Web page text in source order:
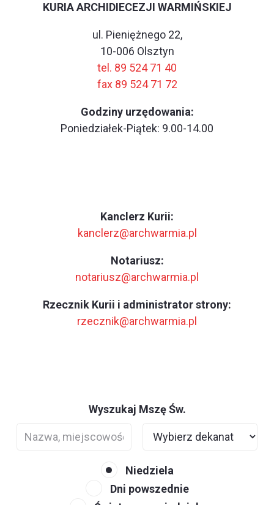
KURIA ARCHIDIECEZJI WARMIŃSKIEJ
ul. Pieniężnego 22,
10-006 Olsztyn
tel. 89 524 71 40
fax 89 524 71 72
Godziny urzędowania:
Poniedziałek-Piątek: 9.00-14.00
Kanclerz Kurii:
kanclerz@archwarmia.pl
Notariusz:
notariusz@archwarmia.pl
Rzecznik Kurii i administrator strony:
rzecznik@archwarmia.pl
Wyszukaj Mszę Św.
Niedziela
Dni powszednie